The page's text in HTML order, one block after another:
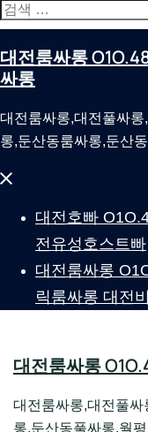
검
색:
대전룸싸롱
싸롱
대전룸싸롱,대전풀싸
롱,둔산동룸싸롱,둔산
Close
대전호빠
전유성호스트빠
대전룸싸롱
릭룸싸롱 대전
대전룸싸롱
대전룸싸롱,대전풀
롱,둔산동풀싸롱,월